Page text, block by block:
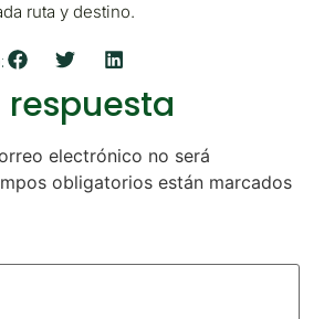
ruta y destino.
electrónico no será
obligatorios están marcados